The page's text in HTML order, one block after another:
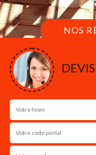
NOS